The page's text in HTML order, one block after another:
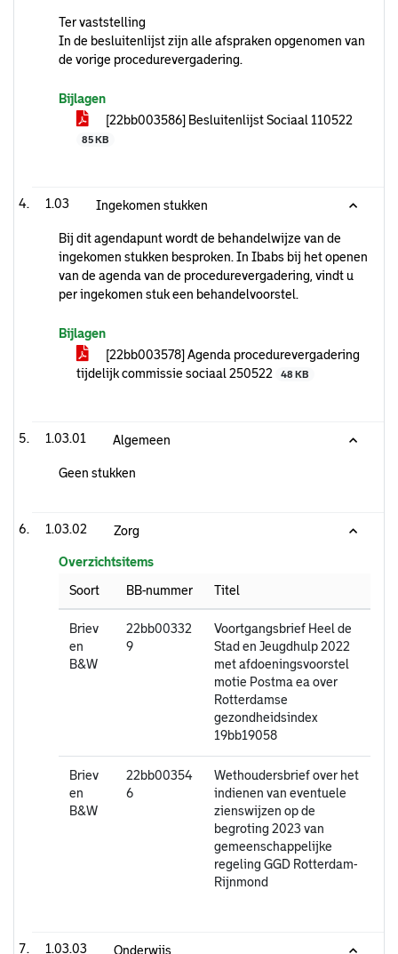
Ter vaststelling
In de besluitenlijst zijn alle afspraken opgenomen van
de vorige procedurevergadering.
Bijlagen
[22bb003586] Besluitenlijst Sociaal 110522
85 KB
1.03 Ingekomen stukken
Bij dit agendapunt wordt de behandelwijze van de
ingekomen stukken besproken. In Ibabs bij het openen
van de agenda van de procedurevergadering, vindt u
per ingekomen stuk een behandelvoorstel.
Bijlagen
[22bb003578] Agenda procedurevergadering
tijdelijk commissie sociaal 250522
48 KB
1.03.01 Algemeen
Geen stukken
1.03.02 Zorg
Overzichtsitems
Soort
BB-nummer Titel
Briev
en
B&W
22bb00332
9
Voortgangsbrief Heel de
Stad en Jeugdhulp 2022
met afdoeningsvoorstel
motie Postma ea over
Rotterdamse
gezondheidsindex
19bb19058
Briev
en
B&W
22bb00354
6
Wethoudersbrief over het
indienen van eventuele
zienswijzen op de
begroting 2023 van
gemeenschappelijke
regeling GGD Rotterdam-
Rijnmond
1.03.03 Onderwijs